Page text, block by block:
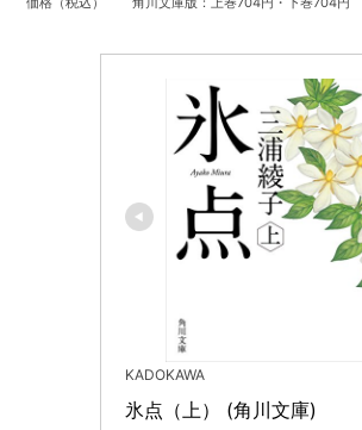
KADOKAWA
氷点（上） (角川文庫)